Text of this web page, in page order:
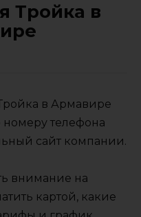
Тройка в
в Армавире
телефона
сайт компании.
внимание на
картой, какие